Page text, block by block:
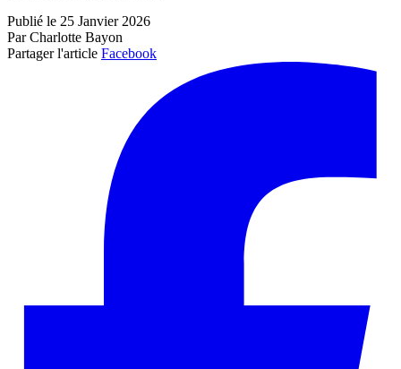
Publié le 25 Janvier 2026
Par Charlotte Bayon
Partager l'article Facebook